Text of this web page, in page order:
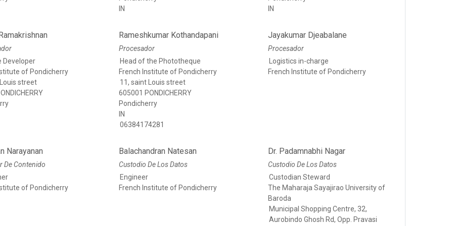
IN
IN
Developer
of Pondicherry
street
Rameshkumar Kothandapani
Procesador
Head of the Phototheque
French Institute of Pondicherry
11, saint Louis street
605001 PONDICHERRY
Pondicherry
IN
06384174281
Jayakumar Djeabalane
Procesador
Logistics in-charge
French Institute of Pondicherry
Narayanan
De Contenido
of Pondicherry
Balachandran Natesan
Custodio De Los Datos
Engineer
French Institute of Pondicherry
Dr. Padamnabhi Nagar
Custodio De Los Datos
Custodian Steward
The Maharaja Sayajirao University of
Baroda
Municipal Shopping Centre, 32,
Aurobindo Ghosh Rd, Opp. Pravasi